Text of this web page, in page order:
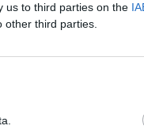
us to third parties on the
third parties.
ενέργειας, ο
στην Ουκρανία
η
Ιράν είτε από